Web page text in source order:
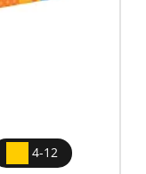
4-12